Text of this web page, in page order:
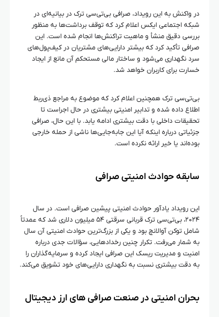
در واکنش به این رویداد، صرافی بی‌تی‌سی ترک در بیانیه‌ای در
شبکه اجتماعی ایکس اعلام کرد که توقف برداشت‌ها به منظور
بررسی دقیق منشأ و ماهیت تراکنش‌ها انجام شده است. این
صرافی تأکید کرد که بیشتر دارایی‌های مشتریان در کیف‌پول‌های
سرد نگهداری می‌شود و ساختار مالی مستحکم آن مانع از ایجاد
خسارت برای کاربران خواهد شد.
بی‌تی‌سی ترک همچنین اعلام کرد که موضوع به مراجع ذی‌ربط
اطلاع داده شده و تدابیر امنیتی بیشتری در حال اجراست تا
تحقیقات داخلی با دقت بیشتری ادامه یابد. با این حال، صرافی
جزئیاتی درباره اینکه آیا این جابه‌جایی‌ها ناشی از حمله خارجی
بوده‌اند یا خیر ارائه نکرده است.
سابقه حوادث امنیتی صرافی
این رویداد یادآور حوادث امنیتی پیشین صرافی است. در سال
۲۰۲۴، بی‌تی‌سی ترک قربانی سرقتی ۵۴ میلیون دلاری شد که عمدتاً
شامل توکن آوالانچ بود و یکی از بزرگ‌ترین حوادث امنیتی آن سال
به شمار می‌رفت. تکرار چنین رخدادهایی، سؤالات جدی درباره
امنیت و مدیریت ریسک این صرافی ایجاد کرده و سرمایه‌گذاران را
به دقت بیشتری نسبت به نگهداری دارایی‌های خود تشویق می‌کند.
بحران امنیتی در صنعت صرافی‌ های ارز دیجیتال